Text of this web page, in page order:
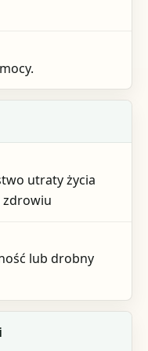
utraty życia
zdrowiu
lub drobny